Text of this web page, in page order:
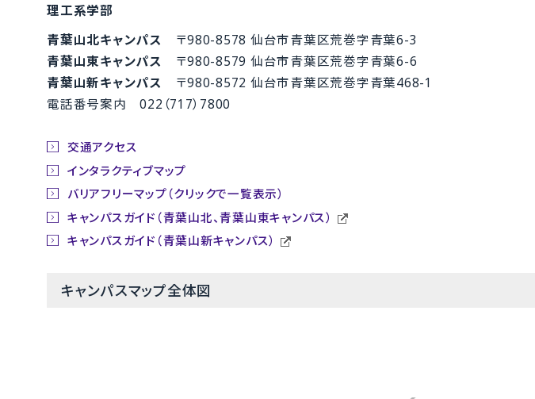
理工系学部
青葉山北キャンパス
〒980-8578 仙台市青葉区荒巻字青葉6-3
青葉山東キャンパス
〒980-8579 仙台市青葉区荒巻字青葉6-6
青葉山新キャンパス
〒980-8572 仙台市青葉区荒巻字青葉468-1
電話番号案内 022（717）7800
交通アクセス
インタラクティブマップ
バリアフリーマップ（クリックで一覧表示）
キャンパスガイド（青葉山北、青葉山東キャンパス）
キャンパスガイド（青葉山新キャンパス）
キャンパスマップ全体図